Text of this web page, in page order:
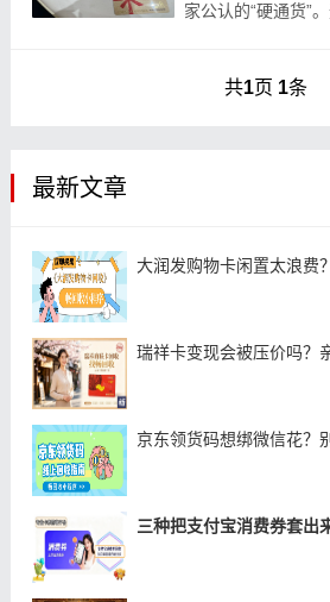
家公认的“硬通货”
共1页 1条
最新文章
大润发购物卡闲置太浪费
瑞祥卡变现会被压价吗？
京东领货码想绑微信花？
三种把支付宝消费券套出